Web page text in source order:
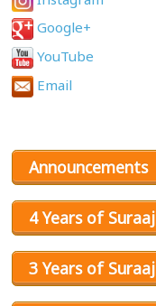
Google+
YouTube
Email
Announcements
4 Years of
3 Years of